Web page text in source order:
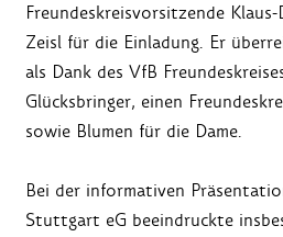
Freundeskreisvorsitzende
Zeisl für die Einladung. Er
als Dank des VfB
Glücksbringer, einen
sowie Blumen für die Dame.
Bei der informativen
Stuttgart eG beeindruckte